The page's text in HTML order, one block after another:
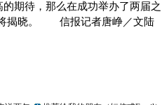
期待，那么在成功举办了两届之
将揭晓。 信报记者唐峥／文陆